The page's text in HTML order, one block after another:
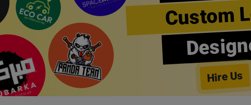
Custom
Hire Us